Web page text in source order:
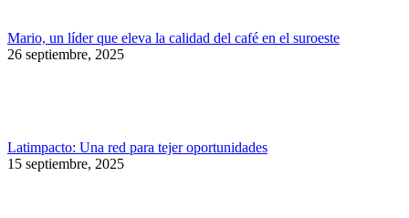
Mario, un líder que eleva la calidad del café en el suroeste
26 septiembre, 2025
Latimpacto: Una red para tejer oportunidades
15 septiembre, 2025